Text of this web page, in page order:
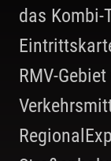
das Kombi-
RMV-